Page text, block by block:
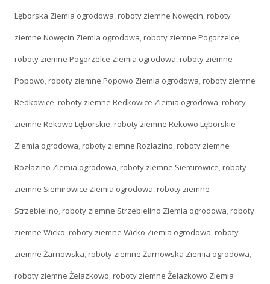
Lęborska Ziemia ogrodowa,roboty ziemne Nowęcin,roboty
ziemne Nowęcin Ziemia ogrodowa,roboty ziemne Pogorzelce,
roboty ziemne Pogorzelce Ziemia ogrodowa,roboty ziemne
Popowo,roboty ziemne Popowo Ziemia ogrodowa,roboty ziemne
Redkowice,roboty ziemne Redkowice Ziemia ogrodowa,roboty
ziemne Rekowo Lęborskie,roboty ziemne Rekowo Lęborskie
Ziemia ogrodowa,roboty ziemne Rozłazino,roboty ziemne
Rozłazino Ziemia ogrodowa,roboty ziemne Siemirowice,roboty
ziemne Siemirowice Ziemia ogrodowa,roboty ziemne
Strzebielino,roboty ziemne Strzebielino Ziemia ogrodowa,roboty
ziemne Wicko,roboty ziemne Wicko Ziemia ogrodowa,roboty
ziemne Żarnowska,roboty ziemne Żarnowska Ziemia ogrodowa,
roboty ziemne Żelazkowo,roboty ziemne Żelazkowo Ziemia